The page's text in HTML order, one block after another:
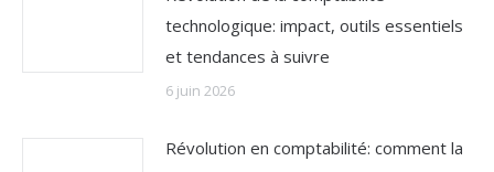
technologique: impact, outils essentiels
et tendances à suivre
6 juin 2026
Révolution en comptabilité: comment la